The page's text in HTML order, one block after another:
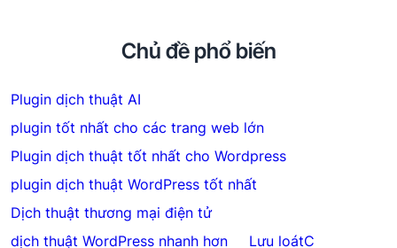
Chủ đề phổ biến
Plugin dịch thuật AI
plugin tốt nhất cho các trang web lớn
Plugin dịch thuật tốt nhất cho Wordpress
plugin dịch thuật WordPress tốt nhất
Dịch thuật thương mại điện tử
dịch thuật WordPress nhanh hơn
Lưu loátC